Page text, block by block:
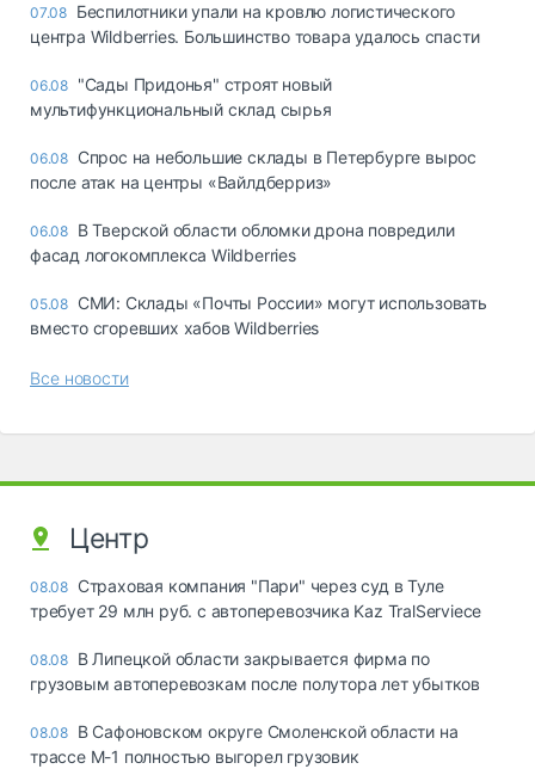
07.08 Беспилотники упали на кровлю логистического
центра Wildberries. Большинство товара удалось спасти
06.08 "Сады Придонья" строят новый
мультифункциональный склад сырья
06.08 Спрос на небольшие склады в Петербурге вырос
после атак на центры «Вайлдберриз»
06.08 В Тверской области обломки дрона повредили
фасад логокомплекса Wildberries
05.08 СМИ: Склады «Почты России» могут использовать
вместо сгоревших хабов Wildberries
Все новости
Центр
08.08 Страховая компания "Пари" через суд в Туле
требует 29 млн руб. с автоперевозчика Kaz TralServiece
08.08 В Липецкой области закрывается фирма по
грузовым автоперевозкам после полутора лет убытков
08.08 В Сафоновском округе Смоленской области на
трассе М-1 полностью выгорел грузовик